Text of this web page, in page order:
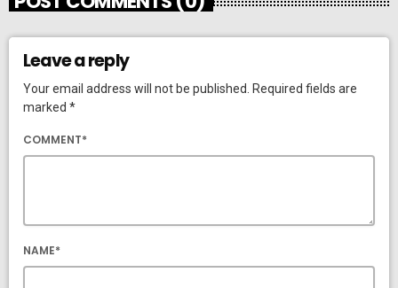
Leave a reply
Your email address will not be published. Required fields are
marked *
COMMENT*
NAME*